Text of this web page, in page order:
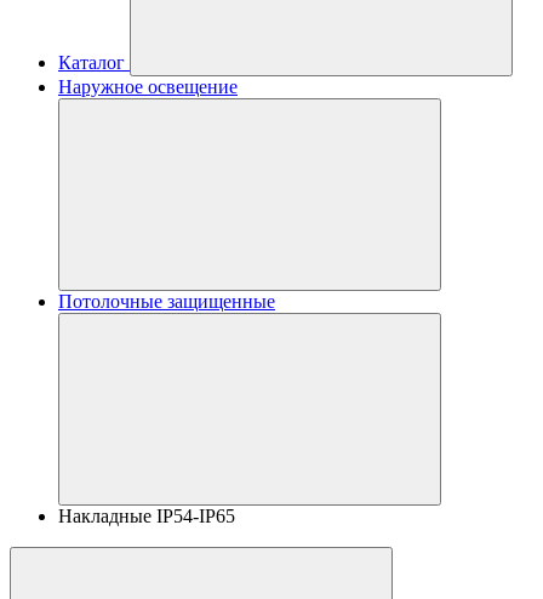
Каталог
Наружное освещение
Потолочные защищенные
Накладные IP54-IP65